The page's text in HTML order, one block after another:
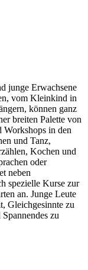
junge Erwachsene
vom Kleinkind in
können ganz
breiten Palette von
Workshops in den
und Tanz,
Kochen und
oder
neben
spezielle Kurse zur
an. Junge Leute
Gleichgesinnte zu
zu